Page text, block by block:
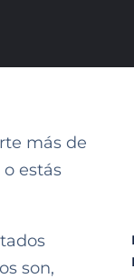
más de
estás
son,